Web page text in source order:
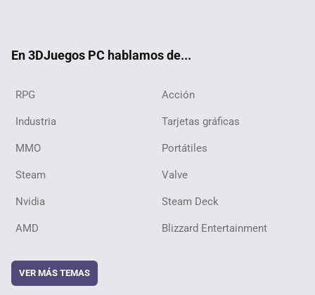
En 3DJuegos PC hablamos de...
RPG Acción
Industria Tarjetas gráficas
MMO Portátiles
Steam Valve
Nvidia Steam Deck
AMD Blizzard Entertainment
VER MÁS TEMAS